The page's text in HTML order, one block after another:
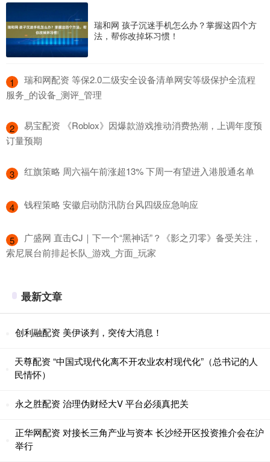
瑞和网 孩子沉迷手机怎么办？掌握这四个方
法，帮你改掉坏习惯！
1
​瑞和网配资 等保2.0二级安全设备清单网安等级保护全流程
服务_的设备_测评_管理
2
​易宝配资 《Roblox》因爆款游戏推动消费热潮，上调年度预
订量预期
3 ​红旗策略 周六福午前涨超13% 下周一有望进入港股通名单
4 ​钱程策略 安徽启动防汛防台风四级应急响应
5
​广盛网 直击CJ｜下一个“黑神话”？《影之刃零》备受关注，
索尼展台前排起长队_游戏_方面_玩家
最新文章
创利融配资 美伊谈判，突传大消息！
天尊配资 “中国式现代化离不开农业农村现代化”（总书记的人
民情怀）
永之胜配资 治理伪财经大V 平台必须真把关
正华网配资 对接长三角产业与资本 长沙经开区投资推介会在沪
举行